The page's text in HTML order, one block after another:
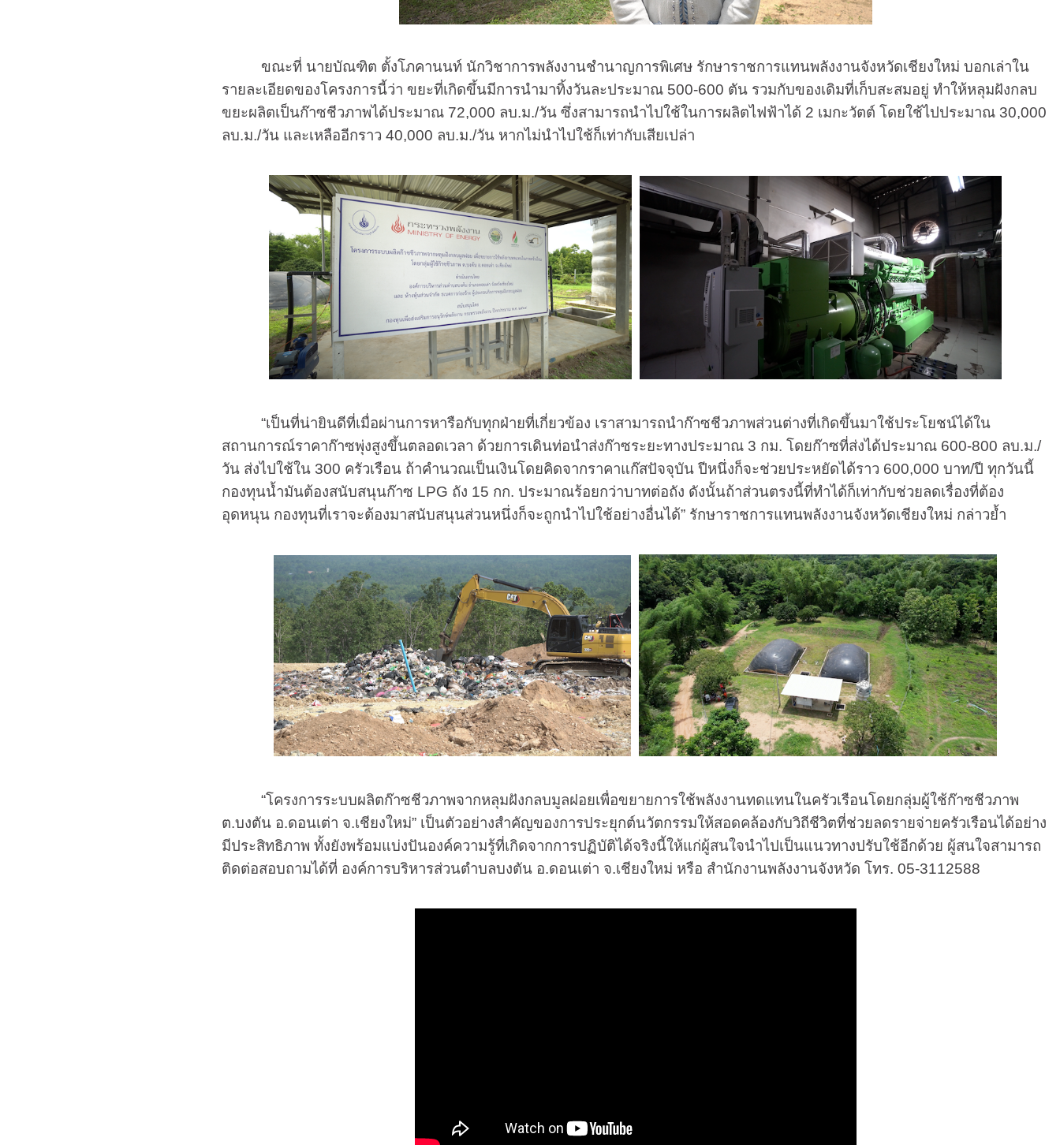
ขณะที่ นายบัณฑิต ตั้งโภคานนท์ นักวิชาการพลังงานชำนาญการพิเศษ รักษาราชการแทนพลังงานจังหวัดเชียงใหม่ บอกเล่าใน
รายละเอียดของโครงการนี้ว่า ขยะที่เกิดขึ้นมีการนำมาทิ้งวันละประมาณ 500-600 ตัน รวมกับของเดิมที่เก็บสะสมอยู่ ทำให้หลุมฝังกลบ
ขยะผลิตเป็นก๊าซชีวภาพได้ประมาณ 72,000 ลบ.ม./วัน ซึ่งสามารถนำไปใช้ในการผลิตไฟฟ้าได้ 2 เมกะวัตต์ โดยใช้ไปประมาณ 30,000
ลบ.ม./วัน และเหลืออีกราว 40,000 ลบ.ม./วัน หากไม่นำไปใช้ก็เท่ากับเสียเปล่า
“เป็นที่น่ายินดีที่เมื่อผ่านการหารือกับทุกฝ่ายที่เกี่ยวข้อง เราสามารถนำก๊าซชีวภาพส่วนต่างที่เกิดขึ้นมาใช้ประโยชน์ได้ใน
สถานการณ์ราคาก๊าซพุ่งสูงขึ้นตลอดเวลา ด้วยการเดินท่อนำส่งก๊าซระยะทางประมาณ 3 กม. โดยก๊าซที่ส่งได้ประมาณ 600-800 ลบ.ม./
วัน ส่งไปใช้ใน 300 ครัวเรือน ถ้าคำนวณเป็นเงินโดยคิดจากราคาแก๊สปัจจุบัน ปีหนึ่งก็จะช่วยประหยัดได้ราว 600,000 บาท/ปี ทุกวันนี้
กองทุนน้ำมันต้องสนับสนุนก๊าซ LPG ถัง 15 กก. ประมาณร้อยกว่าบาทต่อถัง ดังนั้นถ้าส่วนตรงนี้ที่ทำได้ก็เท่ากับช่วยลดเรื่องที่ต้อง
อุดหนุน กองทุนที่เราจะต้องมาสนับสนุนส่วนหนึ่งก็จะถูกนำไปใช้อย่างอื่นได้” รักษาราชการแทนพลังงานจังหวัดเชียงใหม่ กล่าวย้ำ
“โครงการระบบผลิตก๊าซชีวภาพจากหลุมฝังกลบมูลฝอยเพื่อขยายการใช้พลังงานทดแทนในครัวเรือนโดยกลุ่มผู้ใช้ก๊าซชีวภาพ
ต.บงตัน อ.ดอนเต่า จ.เชียงใหม่” เป็นตัวอย่างสำคัญของการประยุกต์นวัตกรรมให้สอดคล้องกับวิถีชีวิตที่ช่วยลดรายจ่ายครัวเรือนได้อย่าง
มีประสิทธิภาพ ทั้งยังพร้อมแบ่งปันองค์ความรู้ที่เกิดจากการปฏิบัติได้จริงนี้ให้แก่ผู้สนใจนำไปเป็นแนวทางปรับใช้อีกด้วย ผู้สนใจสามารถ
ติดต่อสอบถามได้ที่ องค์การบริหารส่วนตำบลบงตัน อ.ดอนเต่า จ.เชียงใหม่ หรือ สำนักงานพลังงานจังหวัด โทร. 05-3112588